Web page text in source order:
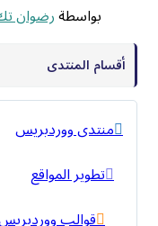
بواسطةرضوان تك
أقسام المنتدى
منتدى ووردبريس
تطوير المواقع